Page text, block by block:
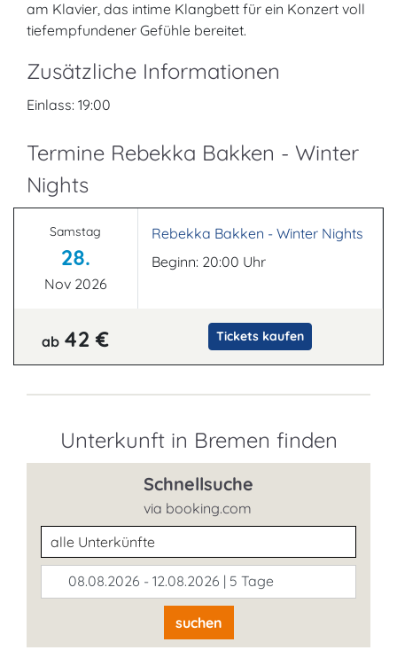
am Klavier, das intime Klangbett für ein Konzert voll
tiefempfundener Gefühle bereitet.
Zusätzliche Informationen
Einlass: 19:00
Termine Rebekka Bakken - Winter
Nights
Samstag
28.
Nov 2026
Rebekka Bakken - Winter Nights
Beginn: 20:00 Uhr
ab 42 € Tickets kaufen
Unterkunft in Bremen finden
Schnellsuche
via booking.com
Unterkunftsart
08.08.2026 - 12.08.2026 | 5 Tage
suchen